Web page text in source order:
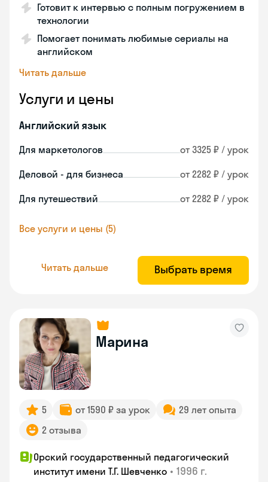
Готовит к интервью с полным погружением в
технологии
Помогает понимать любимые сериалы на
английском
Читать дальше
Услуги и цены
Английский язык
Для маркетологов от 3325 ₽ / урок
Деловой - для бизнеса от 2282 ₽ / урок
Для путешествий от 2282 ₽ / урок
Все услуги и цены (5)
Читать дальше Выбрать время
Марина
5 от 1590 ₽ за урок
29 лет опыта
2 отзыва
Орский государственный педагогический
институт имени Т.Г. Шевченко • 1996 г.